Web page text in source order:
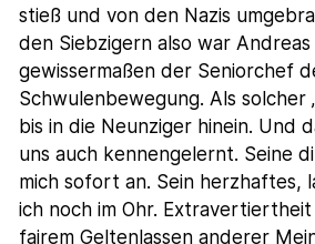
stieß und von den Nazis
den Siebzigern also war
gewissermaßen der Seniorchef
Schwulenbewegung. Als solcher
bis in die Neunziger hinein. Und
uns auch kennengelernt. Seine
mich sofort an. Sein herzhaftes,
ich noch im Ohr.
fairem Geltenlassen anderer